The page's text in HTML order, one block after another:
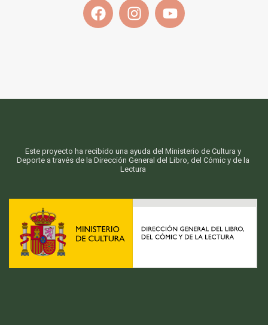
Este proyecto ha recibido una ayuda del Ministerio de Cultura y
Deporte a través de la Dirección General del Libro, del Cómic y de la
Lectura